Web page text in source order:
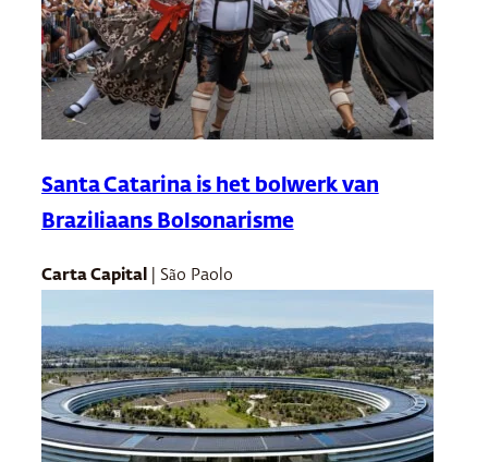
Santa Catarina is het bolwerk van
Braziliaans Bolsonarisme
Carta Capital | São Paolo